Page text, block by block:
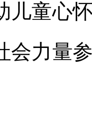
儿童心
会力量